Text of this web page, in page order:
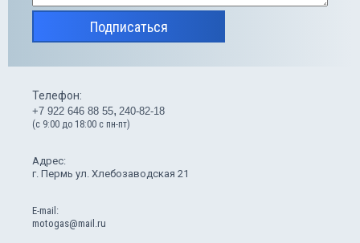
Телефон:
+7 922 646 88 55 240-82-18
(с 9:00 до 18:00 с пн-пт)
Адрес:
г. Пермь ул. Хлебозаводская 21
Е-mail:
motogas@mail.ru
Подписаться